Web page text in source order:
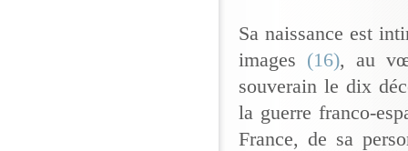
Sa naissance est
images (16), au
souverain le dix
la guerre franco-
France, de sa